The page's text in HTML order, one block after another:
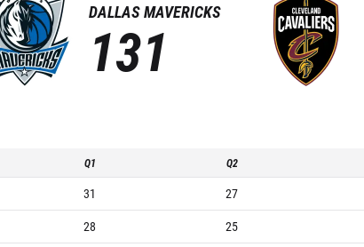
DALLAS MAVERICKS
131
Q1 Q2
31 27
28 25